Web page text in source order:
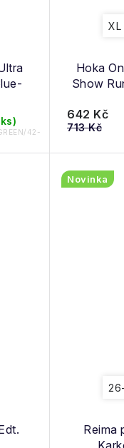
42-
Hoka
Show
XL
642 Kč
713 Kč
Reima
Novinka